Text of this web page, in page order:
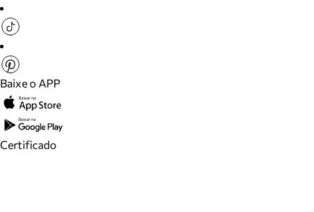
Baixe o APP
Certificado